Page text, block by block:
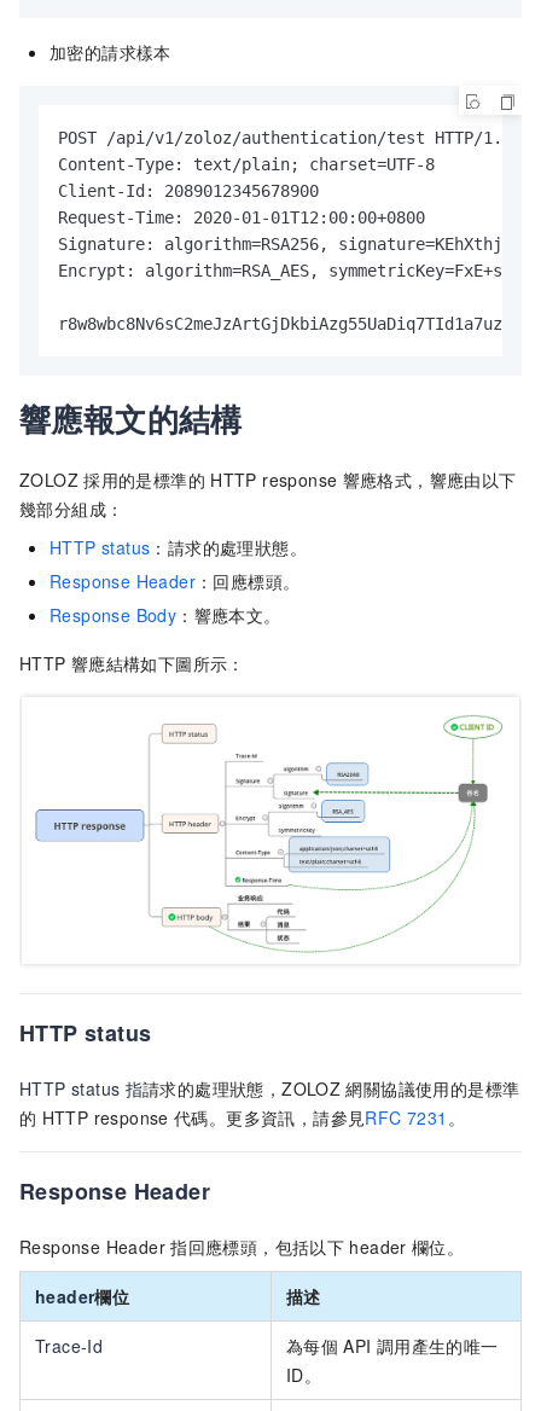
加密的請求樣本
POST /api/v1/zoloz/authentication/test HTTP/1.1
Content-Type: text/plain; charset=UTF-8
Client-Id: 2089012345678900
Request-Time: 2020-01-01T12:00:00+0800
Signature: algorithm=RSA256,
Encrypt: algorithm=RSA_AES,
響應報文的結構
ZOLOZ 採用的是標準的 HTTP response 響應格式，響應由以下
幾部分組成：
HTTP status ：請求的處理狀態。
Response Header ：回應標頭。
Response Body ：響應本文。
HTTP 響應結構如下圖所示：
HTTP status
HTTP status 指請求的處理狀態，ZOLOZ 網關協議使用的是標準
的 HTTP response 代碼。更多資訊，請參見RFC 7231 。
Response Header
Response Header 指回應標頭，包括以下 header 欄位。
header欄位 描述
Trace-Id 為每個 API 調用產生的唯一
ID。